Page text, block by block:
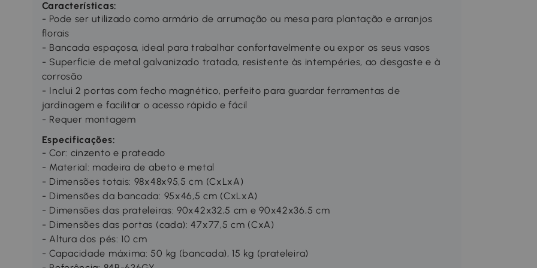
Características:
- Pode ser utilizado como armário de arrumação ou mesa para plantação e arranjos
florais
- Bancada espaçosa, ideal para trabalhar confortavelmente ou expor os seus vasos
- Superfície de metal galvanizado tratada, resistente às intempéries, ao desgaste e à
corrosão
- Inclui 2 portas com fecho magnético, perfeito para guardar ferramentas de
jardinagem e facilitar o acesso rápido e fácil
- Requer montagem
Especificações:
- Cor: cinzento e prateado
- Material: madeira de abeto e metal
- Dimensões totais: 98x48x95,5 cm (CxLxA)
- Dimensões da bancada: 95x46,5 cm (CxLxA)
- Dimensões das prateleiras: 90x42x32,5 cm e 90x42x36,5 cm
- Dimensões das portas (cada): 47x77,5 cm (CxA)
- Altura dos pés: 10 cm
- Capacidade máxima: 50 kg (bancada), 15 kg (prateleira)